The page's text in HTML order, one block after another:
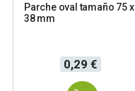
Parche oval tamaño 75 x
38 mm
Precio
0,29 €